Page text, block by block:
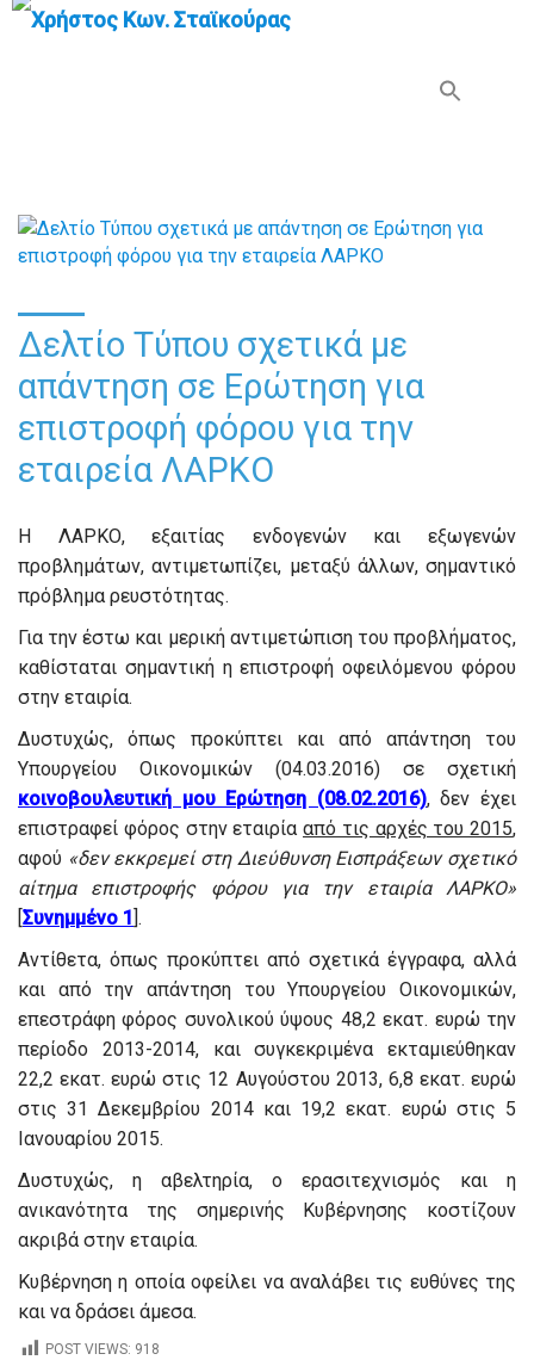
Δελτίο Τύπου σχετικά με
απάντηση σε Ερώτηση για
επιστροφή φόρου για την
εταιρεία ΛΑΡΚΟ
Η ΛΑΡΚΟ, εξαιτίας ενδογενών και εξωγενών
προβλημάτων, αντιμετωπίζει, μεταξύ άλλων, σημαντικό
πρόβλημα ρευστότητας.
Για την έστω και μερική αντιμετώπιση του προβλήματος,
καθίσταται σημαντική η επιστροφή οφειλόμενου φόρου
στην εταιρία.
Δυστυχώς, όπως προκύπτει και από απάντηση του
Υπουργείου Οικονομικών (04.03.2016) σε σχετική
κοινοβουλευτική μου Ερώτηση (08.02.2016), δεν έχει
επιστραφεί φόρος στην εταιρία από τις αρχές του 2015,
αφού «δεν εκκρεμεί στη Διεύθυνση Εισπράξεων σχετικό
αίτημα επιστροφής φόρου για την εταιρία ΛΑΡΚΟ»
[Συνημμένο 1].
Αντίθετα, όπως προκύπτει από σχετικά έγγραφα, αλλά
και από την απάντηση του Υπουργείου Οικονομικών,
επεστράφη φόρος συνολικού ύψους 48,2 εκατ. ευρώ την
περίοδο 2013-2014, και συγκεκριμένα εκταμιεύθηκαν
22,2 εκατ. ευρώ στις 12 Αυγούστου 2013, 6,8 εκατ. ευρώ
στις 31 Δεκεμβρίου 2014 και 19,2 εκατ. ευρώ στις 5
Ιανουαρίου 2015.
Δυστυχώς, η αβελτηρία, ο ερασιτεχνισμός και η
ανικανότητα της σημερινής Κυβέρνησης κοστίζουν
ακριβά στην εταιρία.
Κυβέρνηση η οποία οφείλει να αναλάβει τις ευθύνες της
και να δράσει άμεσα.
POST VIEWS: 918